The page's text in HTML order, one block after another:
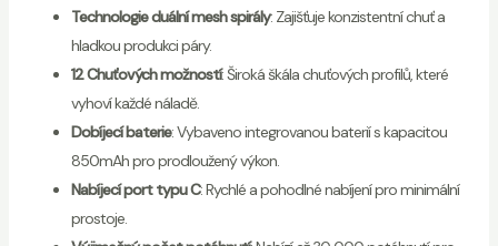
Technologie duální mesh spirály: Zajišťuje konzistentní chuť a
hladkou produkci páry.
12 Chuťových možností: Široká škála chuťových profilů, které
vyhoví každé náladě.
Dobíjecí baterie: Vybaveno integrovanou baterií s kapacitou
850mAh pro prodloužený výkon.
Nabíjecí port typu C: Rychlé a pohodlné nabíjení pro minimální
prostoje.